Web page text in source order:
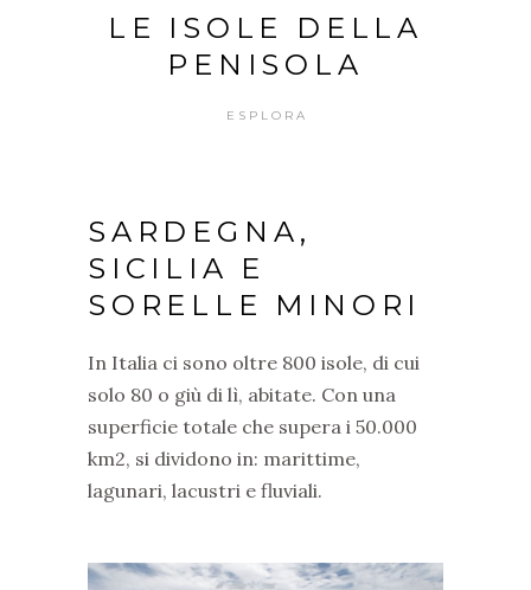
LE ISOLE DELLA
PENISOLA
ESPLORA
SARDEGNA,
SICILIA E
SORELLE MINORI
In Italia ci sono oltre 800 isole, di cui
solo 80 o giù di lì, abitate. Con una
superficie totale che supera i 50.000
km2, si dividono in: marittime,
lagunari, lacustri e fluviali.